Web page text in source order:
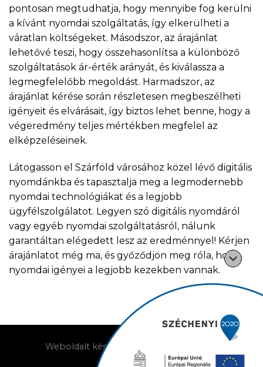
pontosan megtudhatja, hogy mennyibe fog kerülni
a kívánt nyomdai szolgáltatás, így elkerülheti a
váratlan költségeket. Másodszor, az árajánlat
lehetővé teszi, hogy összehasonlítsa a különböző
szolgáltatások ár-érték arányát, és kiválassza a
legmegfelelőbb megoldást. Harmadszor, az
árajánlat kérése során részletesen megbeszélheti
igényeit és elvárásait, így biztos lehet benne, hogy a
végeredmény teljes mértékben megfelel az
elképzeléseinek.
Látogasson el Szárföld városához közel lévő digitális
nyomdánkba és tapasztalja meg a legmodernebb
nyomdai technológiákat és a legjobb
ügyfélszolgálatot. Legyen szó digitális nyomdáról
vagy egyéb nyomdai szolgáltatásról, nálunk
garantáltan elégedett lesz az eredménnyel! Kérjen
árajánlatot még ma, és győződjön meg róla, hogy
nyomdai igényei a legjobb kezekben vannak.
Weboldalt készítette: